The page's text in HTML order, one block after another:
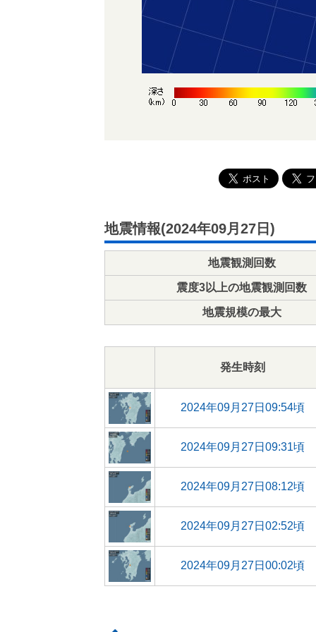
地震情報(2024年09月27日)
地震観測回数
震度3以上の地震観測回数
地震規模の最大
発生時刻
2024年09月27日09:54頃
2024年09月27日09:31頃
2024年09月27日08:12頃
2024年09月27日02:52頃
2024年09月27日00:02頃